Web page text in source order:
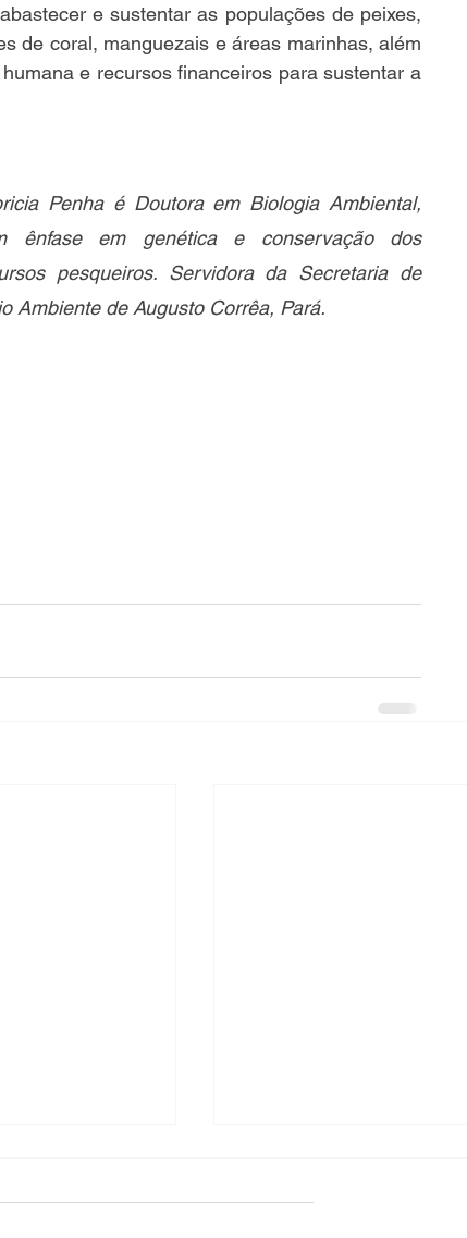
e sustentar as populações de peixes,
de coral, manguezais e áreas marinhas, além
e recursos financeiros para sustentar a
Penha é Doutora em Biologia Ambiental,
ênfase em genética e conservação dos
pesqueiros. Servidora da Secretaria de
Ambiente de Augusto Corrêa, Pará.